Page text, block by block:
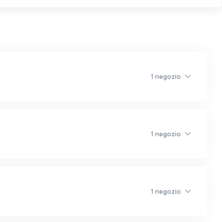
1 negozio
1 negozio
1 negozio